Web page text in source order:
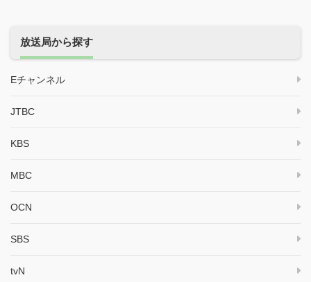
放送局から探す
Eチャンネル
JTBC
KBS
MBC
OCN
SBS
tvN